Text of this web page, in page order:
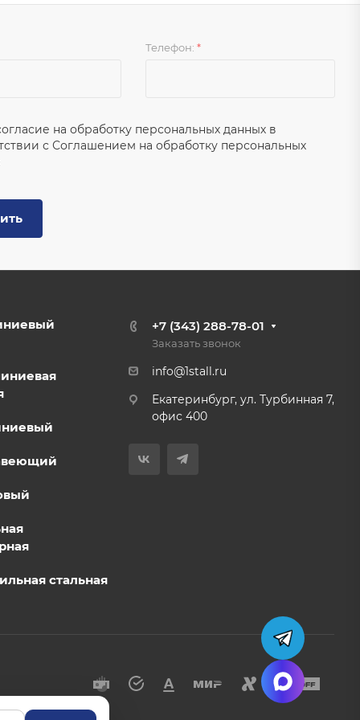
Телефон: *
на обработку персональных данных в
с Соглашением на обработку персональных
стальная
+7 (343) 288-78-01
Заказать звонок
info@1stall.ru
Екатеринбург, ул. Турбинная 7,
офис 400